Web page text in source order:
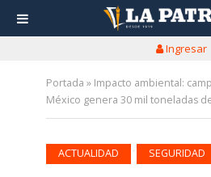
Ingresar
Portada » Impacto ambiental:
México genera 30 mil toneladas
ACTUALIDAD SEGURIDAD